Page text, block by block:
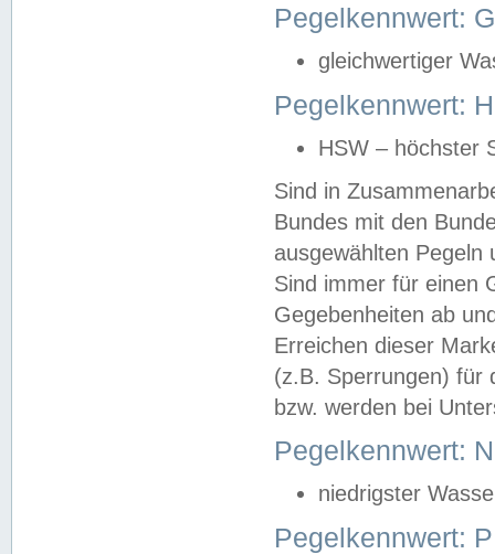
Pegelkennwert:
gleichwertiger
Pegelkennwert:
HSW – höchster
Sind in
Bundes mit den
ausgewählten
Sind immer für einen
Gegebenheiten ab
Erreichen dieser
(z.B. Sperrungen) für
bzw. werden bei
Pegelkennwert:
niedrigster
Pegelkennwert: